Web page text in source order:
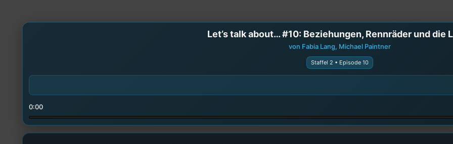
Let’s talk about… #10: Beziehungen, Rennräder und die
von Fabia Lang, Michael Paintner
Staffel 2 • Episode 10
0:00